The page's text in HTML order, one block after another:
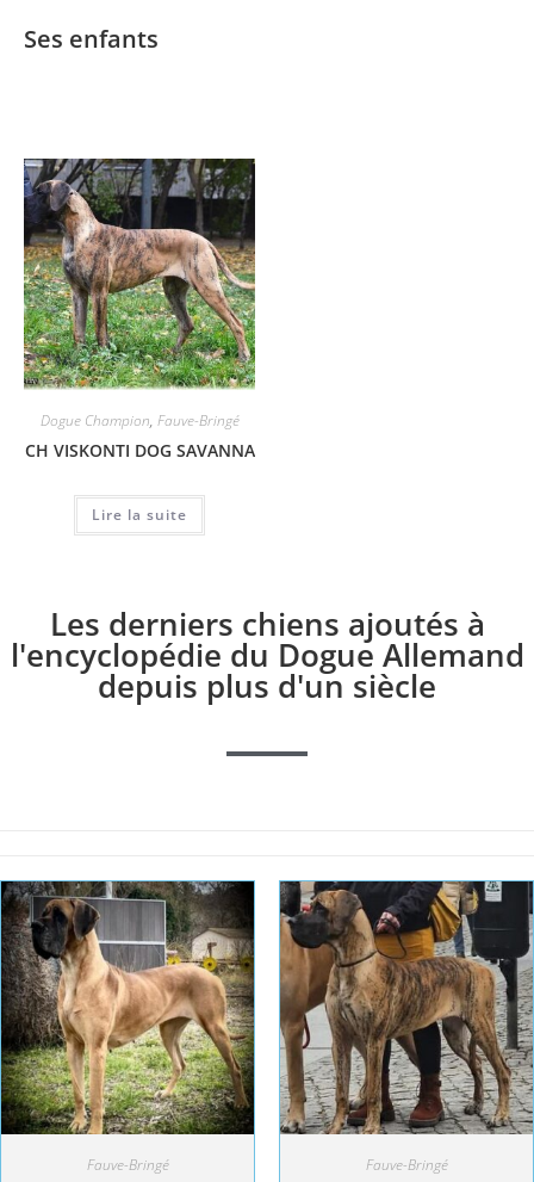
Ses enfants
Dogue Champion, Fauve-Bringé
CH VISKONTI DOG SAVANNA
Lire la suite
Les derniers chiens ajoutés à
l'encyclopédie du Dogue Allemand
depuis plus d'un siècle
Fauve-Bringé Fauve-Bringé